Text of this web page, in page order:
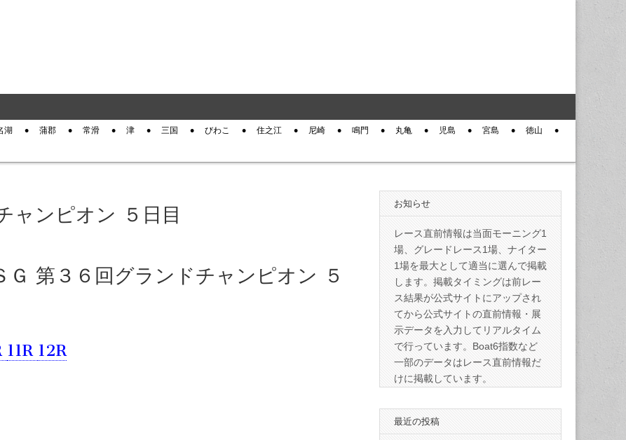
湖 蒲郡 常滑 津 三国 びわこ 住之江 尼崎 鳴門 丸亀 児島 宮島 徳山
ャンピオン ５日目
第３６回グランドチャンピオン ５
11R 12R
お知らせ
レース直前情報は当面モーニング1
場、グレードレース1場、ナイター
1場を最大として適当に選んで掲載
します。掲載タイミングは前レー
ス結果が公式サイトにアップされ
てから公式サイトの直前情報・展
示データを入力してリアルタイム
で行っています。Boat6指数など
一部のデータはレース直前情報だ
けに掲載しています。
最近の投稿